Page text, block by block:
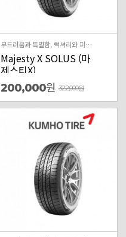
부드러움과 특별함, 럭셔리와 퍼포먼스가 만나 실현된 Majesty X 최상위 럭셔리 차종 타겟의 High-end 퍼포먼스 제품 국내 시장에 최적화된 최상의 승차감을 구현한 럭셔리 제품 최신 주행기술과 안전기술이 적용된 사계절용 프리미엄 컴포트 제품
Majesty X SOLUS (마
제스티X)
200,000원 322,000원